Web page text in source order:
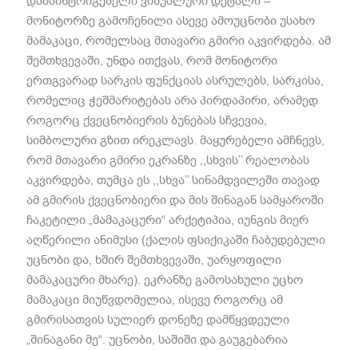
მონიტორზე გამოჩენილი ასევე ამოუცნობი უსახო
მამაკაცი,რომელსაც მთავარი გმირი აკვირდება.ამ
შემთხვევაში,უნდა ითქვას,რომ მონიტორი
ერთგვარად სარკის ფუნქციას ასრულებს, სარკისა,
რომელიც ჭეშმარიტებას არა პირდაპირი,არამედ
როგორც ქვეცნობიერის ბუნებას სჩვევია,
სიმბოლური გზით ირეკლავს.მაყურებელი ამჩნევს,
რომ მთავარი გმირი ეკრანზე ,,სხვის’’რეალობას
აკვირდება,თუმცა ეს ,,სხვა’’ სინამდვილეში თავად
ამ გმირის ქვეცნობიერი და მის შინაგან სამყაროში
ჩაკეტილი „მამაკაცური“არქეტიპია,იუნგის მიერ
აღწერილი ანიმუსი (ქალის ფსიქიკაში ჩაბუდებული
უცნობი და, ხშირ შემთხვევაში,უარყოფილი
მამაკაცური მხარე).ეკრანზე გამოსახული უცხო
მამაკაცი მიუწვდომელია,ისევე როგორც ამ
გმირისათვის სულიერ დონეზე დამწყვდეული
„შინაგანი მე“.უცნობი, საშიში და გაუგებარია